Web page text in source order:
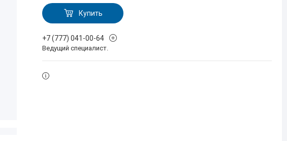
Купить
+7 (777) 041-00-64
Ведущий специалист.